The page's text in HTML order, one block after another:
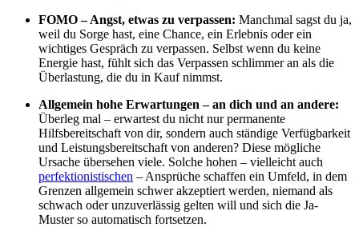
FOMO – Angst, etwas zu verpassen: Manchmal sagst du ja,
weil du Sorge hast, eine Chance, ein Erlebnis oder ein
wichtiges Gespräch zu verpassen. Selbst wenn du keine
Energie hast, fühlt sich das Verpassen schlimmer an als die
Überlastung, die du in Kauf nimmst.
Allgemein hohe Erwartungen – an dich und an andere:
Überleg mal – erwartest du nicht nur permanente
Hilfsbereitschaft von dir, sondern auch ständige Verfügbarkeit
und Leistungsbereitschaft von anderen? Diese mögliche
Ursache übersehen viele. Solche hohen – vielleicht auch
perfektionistischen – Ansprüche schaffen ein Umfeld, in dem
Grenzen allgemein schwer akzeptiert werden, niemand als
schwach oder unzuverlässig gelten will und sich die Ja-
Muster so automatisch fortsetzen.